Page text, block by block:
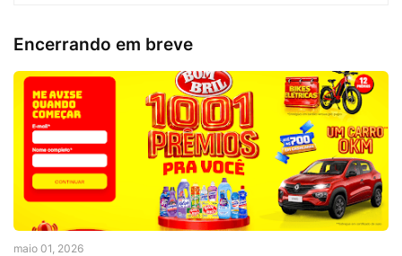
Encerrando em breve
maio 01, 2026